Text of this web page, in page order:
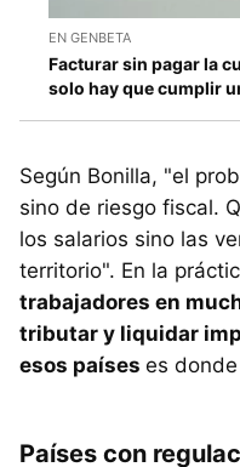
EN GENBETA
Facturar sin pagar la
solo hay que cumplir
Según Bonilla, "el
sino de riesgo fiscal.
los salarios sino las
territorio". En la
trabajadores en
tributar y liquidar
esos países es
Países con